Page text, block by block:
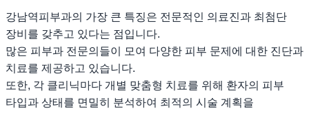
강남역피부과의 가장 큰 특징은 전문적인 의료진과 최첨단
장비를 갖추고 있다는 점입니다.
많은 피부과 전문의들이 모여 다양한 피부 문제에 대한 진단과
치료를 제공하고 있습니다.
또한, 각 클리닉마다 개별 맞춤형 치료를 위해 환자의 피부
타입과 상태를 면밀히 분석하여 최적의 시술 계획을